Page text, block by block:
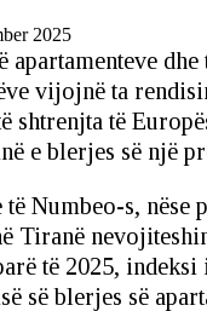
2025
apartamenteve dhe
vijojnë ta
shtrenjta të
e blerjes së një
të Numbeo-s, nëse
Tiranë
të 2025, indeksi i
së blerjes së